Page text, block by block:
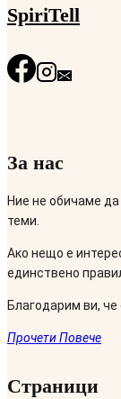
SpiriTell
За нас
Ние не обичаме
теми.
Ако нещо е
единствено
Благодарим ви, че
Прочети Повече
Страници